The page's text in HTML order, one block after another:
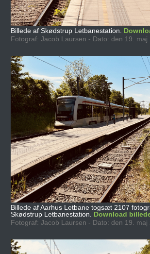
Billede af Skødstrup Letbanestation.
Fotograf: Jacob Laursen - Dato: den 19. maj
Billede af Aarhus Letbane togsæt 2107
Skødstrup Letbanestation. Download
Fotograf: Jacob Laursen - Dato: den 19. maj